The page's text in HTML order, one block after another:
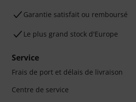
Garantie satisfait ou remboursé
Le plus grand stock d'Europe
Service
Frais de port et délais de livraison
Centre de service